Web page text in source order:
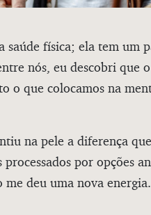
saúde física; ela tem um
nós, eu descobri que
o que colocamos na
na pele a diferença
por opções
deu uma nova